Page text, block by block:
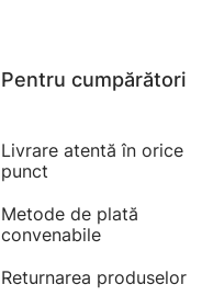
Pentru cumpărători
Livrare atentă în orice
punct
Metode de plată
convenabile
Returnarea produselor